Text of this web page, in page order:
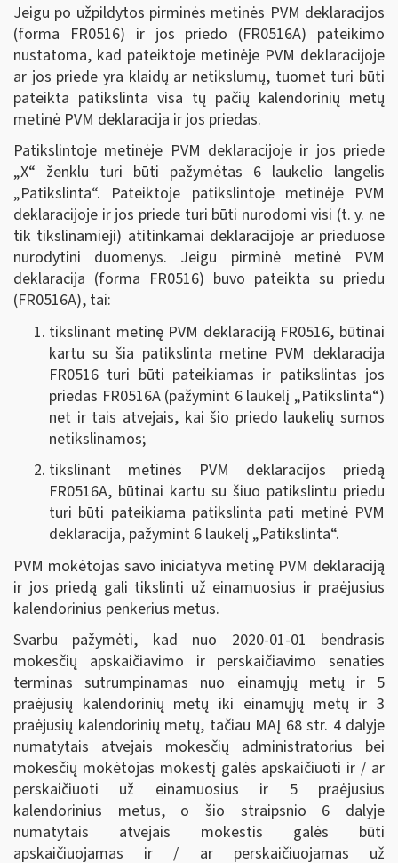
Jeigu po užpildytos pirminės metinės PVM deklaracijos
(forma FR0516) ir jos priedo (FR0516A) pateikimo
nustatoma, kad pateiktoje metinėje PVM deklaracijoje
ar jos priede yra klaidų ar netikslumų, tuomet turi būti
pateikta patikslinta visa tų pačių kalendorinių metų
metinė PVM deklaracija ir jos priedas.
Patikslintoje metinėje PVM deklaracijoje ir jos priede
„X“ ženklu turi būti pažymėtas 6 laukelio langelis
„Patikslinta“. Pateiktoje patikslintoje metinėje PVM
deklaracijoje ir jos priede turi būti nurodomi visi (t. y. ne
tik tikslinamieji) atitinkamai deklaracijoje ar prieduose
nurodytini duomenys. Jeigu pirminė metinė PVM
deklaracija (forma FR0516) buvo pateikta su priedu
(FR0516A), tai:
tikslinant metinę PVM deklaraciją FR0516, būtinai
kartu su šia patikslinta metine PVM deklaracija
FR0516 turi būti pateikiamas ir patikslintas jos
priedas FR0516A (pažymint 6 laukelį „Patikslinta“)
net ir tais atvejais, kai šio priedo laukelių sumos
netikslinamos;
tikslinant metinės PVM deklaracijos priedą
FR0516A, būtinai kartu su šiuo patikslintu priedu
turi būti pateikiama patikslinta pati metinė PVM
deklaracija, pažymint 6 laukelį „Patikslinta“.
PVM mokėtojas savo iniciatyva metinę PVM deklaraciją
ir jos priedą gali tikslinti už einamuosius ir praėjusius
kalendorinius penkerius metus.
Svarbu pažymėti, kad nuo 2020-01-01 bendrasis
mokesčių apskaičiavimo ir perskaičiavimo senaties
terminas sutrumpinamas nuo einamųjų metų ir 5
praėjusių kalendorinių metų iki einamųjų metų ir 3
praėjusių kalendorinių metų, tačiau MAĮ 68 str. 4 dalyje
numatytais atvejais mokesčių administratorius bei
mokesčių mokėtojas mokestį galės apskaičiuoti ir / ar
perskaičiuoti už einamuosius ir 5 praėjusius
kalendorinius metus, o šio straipsnio 6 dalyje
numatytais atvejais mokestis galės būti
apskaičiuojamas ir / ar perskaičiuojamas už